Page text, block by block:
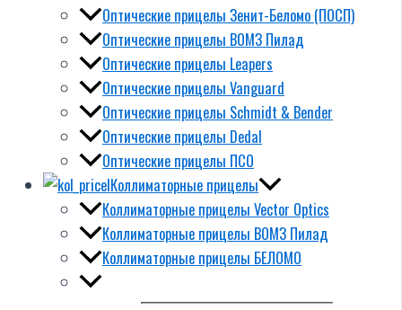
Оптические прицелы Зенит-Беломо (ПОСП)
Оптические прицелы ВОМЗ Пилад
Оптические прицелы Leapers
Оптические прицелы Vanguard
Оптические прицелы Schmidt & Bender
Оптические прицелы Dedal
Оптические прицелы ПСО
Коллиматорные прицелы
Коллиматорные прицелы Vector Optics
Коллиматорные прицелы ВОМЗ Пилад
Коллиматорные прицелы БЕЛОМО